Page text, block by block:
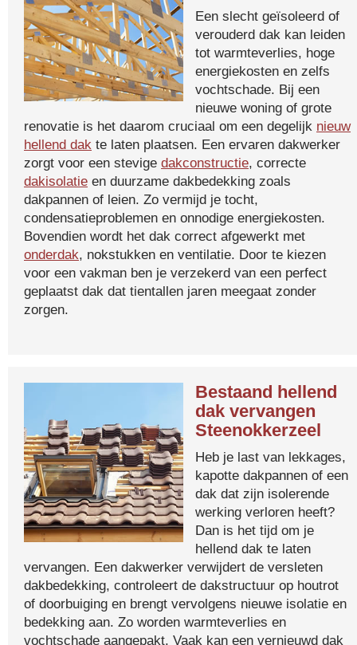
Een slecht geïsoleerd of
verouderd dak kan leiden
tot warmteverlies, hoge
energiekosten en zelfs
vochtschade. Bij een
nieuwe woning of grote
renovatie is het daarom cruciaal om een degelijk nieuw
hellend dak te laten plaatsen. Een ervaren dakwerker
zorgt voor een stevige dakconstructie, correcte
dakisolatie en duurzame dakbedekking zoals
dakpannen of leien. Zo vermijd je tocht,
condensatieproblemen en onnodige energiekosten.
Bovendien wordt het dak correct afgewerkt met
onderdak, nokstukken en ventilatie. Door te kiezen
voor een vakman ben je verzekerd van een perfect
geplaatst dak dat tientallen jaren meegaat zonder
zorgen.
Bestaand hellend
dak vervangen
Steenokkerzeel
Heb je last van lekkages,
kapotte dakpannen of een
dak dat zijn isolerende
werking verloren heeft?
Dan is het tijd om je
hellend dak te laten
vervangen. Een dakwerker verwijdert de versleten
dakbedekking, controleert de dakstructuur op houtrot
of doorbuiging en brengt vervolgens nieuwe isolatie en
bedekking aan. Zo worden warmteverlies en
vochtschade aangepakt. Vaak kan een vernieuwd dak